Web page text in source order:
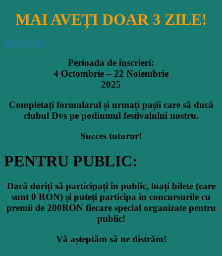
MAI AVEȚI DOAR 3 ZILE!
ÎNSCRIERE
Perioada de înscrieri:
4 Octombrie – 22 Noiembrie
2025
Completați formularul și urmați pașii care să ducă
clubul Dvs pe podiumul festivalului nostru.
Succes tuturor!
PENTRU PUBLIC:
Dacă doriți să participați în public, luațibilete (care
sunt 0 RON) și puteți participa în concursurile cu
premii de 200RON fiecare special organizate pentru
public!
Vă așteptăm să ne distrăm!